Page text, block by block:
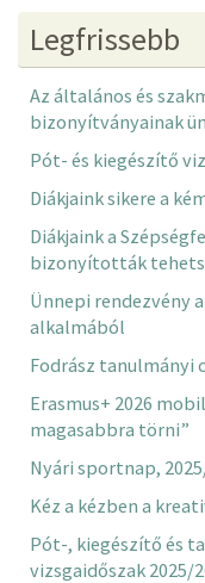
Legfrissebb
Az általános és
bizonyítványainak
Pót- és kiegészítő
Diákjaink sikere a
Diákjaink a
bizonyították
Ünnepi rendezvény
alkalmából
Fodrász tanulmányi
Erasmus+ 2026
magasabbra törni”
Nyári sportnap,
Kéz a kézben a
Pót-, kiegészítő és
vizsgaidőszak 2025/